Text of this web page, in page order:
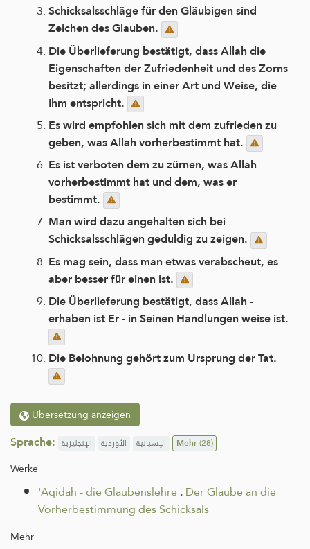
Schicksalsschläge für den Gläubigen sind
Zeichen des Glauben.
Die Überlieferung bestätigt, dass Allah die
Eigenschaften der Zufriedenheit und des Zorns
besitzt; allerdings in einer Art und Weise, die
Ihm entspricht.
Es wird empfohlen sich mit dem zufrieden zu
geben, was Allah vorherbestimmt hat.
Es ist verboten dem zu zürnen, was Allah
vorherbestimmt hat und dem, was er
bestimmt.
Man wird dazu angehalten sich bei
Schicksalsschlägen geduldig zu zeigen.
Es mag sein, dass man etwas verabscheut, es
aber besser für einen ist.
Die Überlieferung bestätigt, dass Allah -
erhaben ist Er - in Seinen Handlungen weise ist.
Die Belohnung gehört zum Ursprung der Tat.
Übersetzung anzeigen
Sprache: الإنجليزية الأوردية الإسبانية Mehr(28)
Werke
'Aqidah - die Glaubenslehre .Der Glaube an die
Vorherbestimmung des Schicksals
Mehr